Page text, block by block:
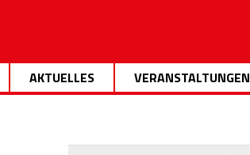
AKTUELLES VERANSTALTUNGEN